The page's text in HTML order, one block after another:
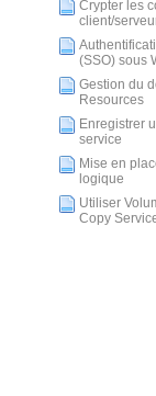
Crypter les
client/
(SSO) sous
Gestion du
Resources
Enregistrer
service
Mise en
logique
Utiliser
Copy